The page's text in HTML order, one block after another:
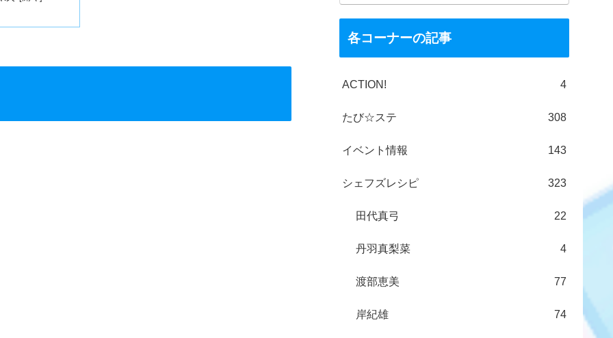
各コーナーの記事
ACTION! 4
たび☆ステ 308
イベント情報 143
シェフズレシピ 323
田代真弓 22
丹羽真梨菜 4
渡部恵美 77
岸紀雄 74